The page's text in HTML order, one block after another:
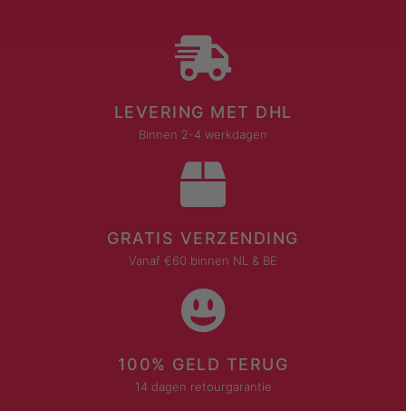
LEVERING MET DHL
Binnen 2-4 werkdagen
GRATIS VERZENDING
Vanaf €60 binnen NL & BE
100% GELD TERUG
14 dagen retourgarantie